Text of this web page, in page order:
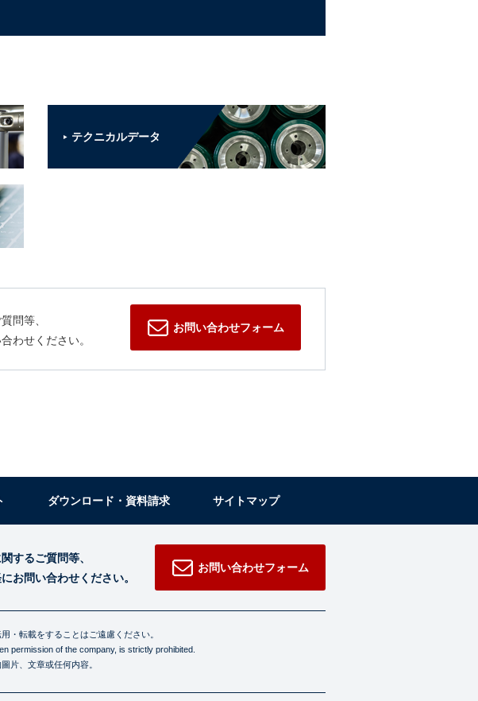
テクニカルデータ
問等、
わせください。
お問い合わせフォーム
ダウンロード・資料請求 サイトマップ
するご質問等、
お問い合わせください。
お問い合わせフォーム
・転載をすることはご遠慮ください。
permission of the company, is strictly prohibited.
片、文章或任何内容。